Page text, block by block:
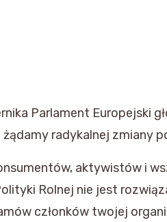
Parlament Europejski
radykalnej zmiany
aktywistów i
Rolnej nie jest
członków twojej